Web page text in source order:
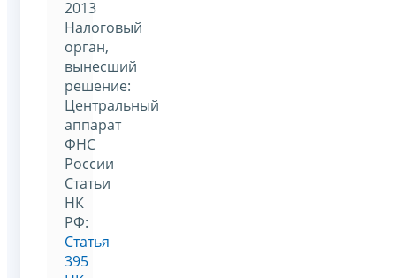
2013
Налоговый
орган,
вынесший
решение:
Центральный
аппарат
ФНС
России
Статьи
НК
РФ:
Статья
395